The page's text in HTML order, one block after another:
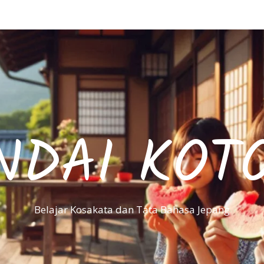
Belajar Kosakata dan Tata Bahasa Jepang